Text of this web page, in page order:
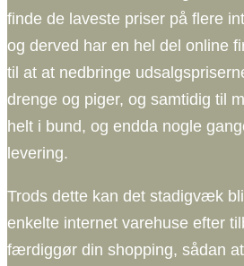
finde de laveste priser på flere
og derved har en hel del online
til at at nedbringe
drenge og piger, og samtidig til
helt i bund, og endda nogle
levering.
Trods dette kan det stadigvæk
enkelte internet varehuse efter
færdiggør din shopping, sådan